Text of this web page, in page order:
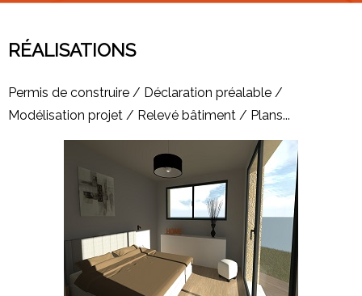
RÉALISATIONS
Permis de construire / Déclaration préalable /
Modélisation projet / Relevé bâtiment / Plans...